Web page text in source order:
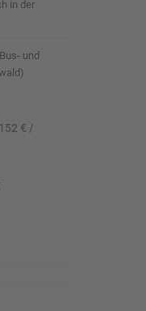
in der
und
€ /